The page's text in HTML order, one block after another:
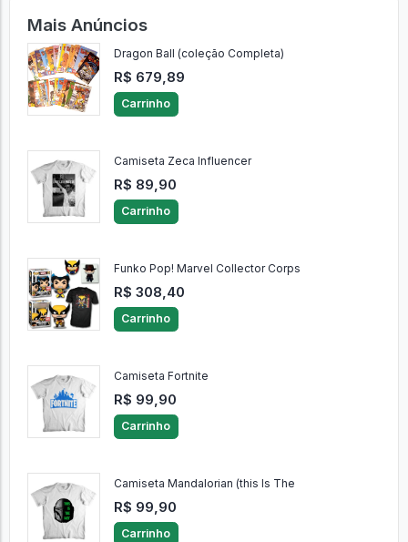
Mais Anúncios
Dragon Ball (coleção Completa)
R$ 679,89
Carrinho
Camiseta Zeca Influencer
R$ 89,90
Carrinho
Funko Pop! Marvel Collector Corps
R$ 308,40
Carrinho
Camiseta Fortnite
R$ 99,90
Carrinho
Camiseta Mandalorian (this Is The
R$ 99,90
Carrinho